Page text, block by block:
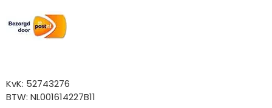
KvK: 52743276
BTW: NL001614227B11